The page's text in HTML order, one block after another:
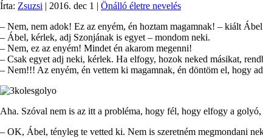
Írta: Zsuzsi | 2016. dec 1 | Önálló életre nevelés
– Nem, nem adok! Ez az enyém, én hoztam magamnak! – kiált
– Ábel, kérlek, adj Szonjának is egyet – mondom neki.
– Nem, ez az enyém! Mindet én akarom megenni!
– Csak egyet adj neki, kérlek. Ha elfogy, hozok neked másikat,
– Nem!!! Az enyém, én vettem ki magamnak, én döntöm el, hogy
Aha. Szóval nem is az itt a probléma, hogy fél, hogy elfogy a
– OK, Ábel, tényleg te vetted ki. Nem is szeretném megmondani